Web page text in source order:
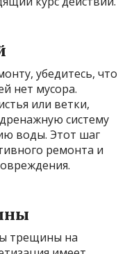
убедитесь, что
нет мусора.
или ветки,
систему
воды. Этот шаг
ремонта и
трещины на